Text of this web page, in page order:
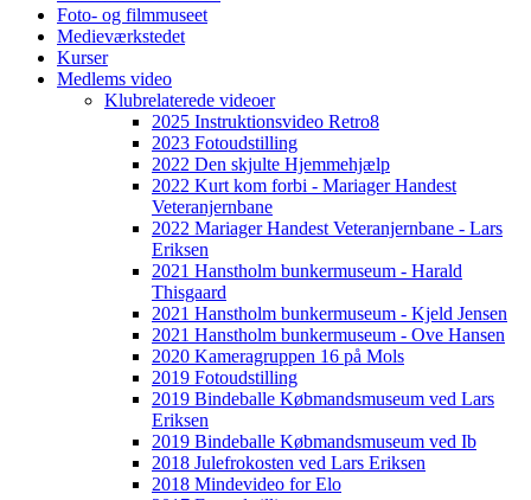
Foto- og filmmuseet
Medieværkstedet
Kurser
Medlems video
Klubrelaterede videoer
2025 Instruktionsvideo Retro8
2023 Fotoudstilling
2022 Den skjulte Hjemmehjælp
2022 Kurt kom forbi - Mariager Handest
Veteranjernbane
2022 Mariager Handest Veteranjernbane - Lars
Eriksen
2021 Hanstholm bunkermuseum - Harald
Thisgaard
2021 Hanstholm bunkermuseum - Kjeld Jensen
2021 Hanstholm bunkermuseum - Ove Hansen
2020 Kameragruppen 16 på Mols
2019 Fotoudstilling
2019 Bindeballe Købmandsmuseum ved Lars
Eriksen
2019 Bindeballe Købmandsmuseum ved Ib
2018 Julefrokosten ved Lars Eriksen
2018 Mindevideo for Elo